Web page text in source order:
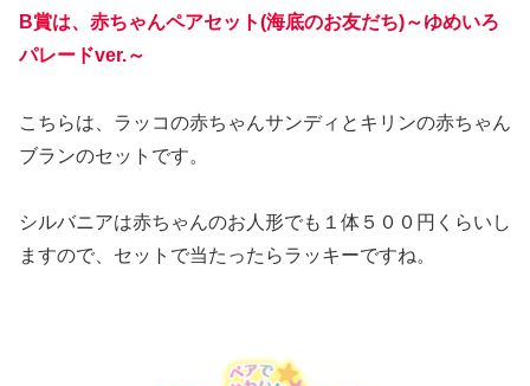
B賞は、赤ちゃんペアセット(海底のお友だち)～ゆめいろ
パレードver.～
こちらは、ラッコの赤ちゃんサンディとキリンの赤ちゃん
ブランのセットです。
シルバニアは赤ちゃんのお人形でも１体５００円くらいし
ますので、セットで当たったらラッキーですね。